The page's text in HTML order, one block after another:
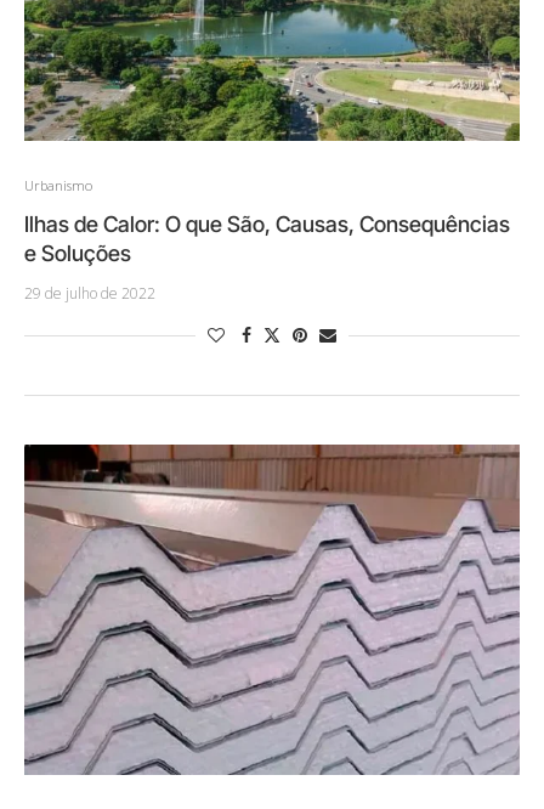
Urbanismo
Ilhas de Calor: O que São, Causas, Consequências
e Soluções
29 de julho de 2022